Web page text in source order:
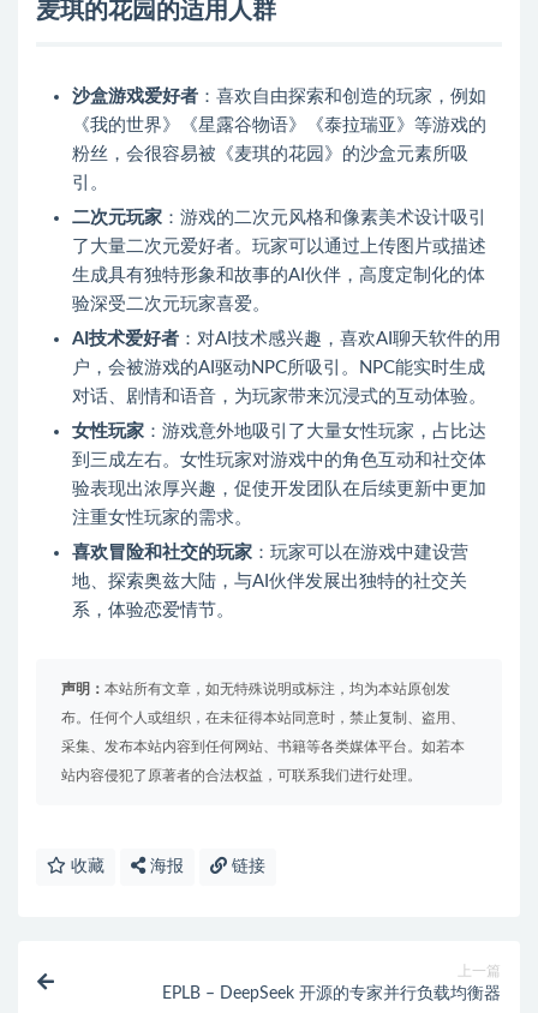
麦琪的花园的适用人群
沙盒游戏爱好者 ：喜欢自由探索和创造的玩家，例如
《我的世界》《星露谷物语》《泰拉瑞亚》等游戏的
粉丝，会很容易被《麦琪的花园》的沙盒元素所吸
引。
二次元玩家 ：游戏的二次元风格和像素美术设计吸引
了大量二次元爱好者。玩家可以通过上传图片或描述
生成具有独特形象和故事的AI伙伴，高度定制化的体
验深受二次元玩家喜爱。
AI技术爱好者 ：对AI技术感兴趣，喜欢AI聊天软件的用
户，会被游戏的AI驱动NPC所吸引。NPC能实时生成
对话、剧情和语音，为玩家带来沉浸式的互动体验。
女性玩家 ：游戏意外地吸引了大量女性玩家，占比达
到三成左右。女性玩家对游戏中的角色互动和社交体
验表现出浓厚兴趣，促使开发团队在后续更新中更加
注重女性玩家的需求。
喜欢冒险和社交的玩家 ：玩家可以在游戏中建设营
地、探索奥兹大陆，与AI伙伴发展出独特的社交关
系，体验恋爱情节。
声明： 本站所有文章，如无特殊说明或标注，均为本站原创发
布。任何个人或组织，在未征得本站同意时，禁止复制、盗用、
采集、发布本站内容到任何网站、书籍等各类媒体平台。如若本
站内容侵犯了原著者的合法权益，可联系我们进行处理。
收藏 海报 链接
上一篇
EPLB – DeepSeek 开源的专家并行负载均衡器